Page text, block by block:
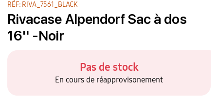
RÉF: RIVA_7561_BLACK
Rivacase Alpendorf Sac à dos
16'' -Noir
Pas de stock
En cours de réapprovisonement